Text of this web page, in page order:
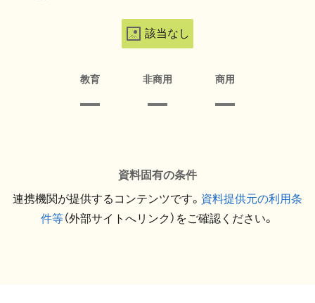
該当なし
教育 非商用 商用
資料固有の条件
連携機関が提供するコンテンツです。 資料提供元の利用条
件等（外部サイトへリンク）をご確認ください。